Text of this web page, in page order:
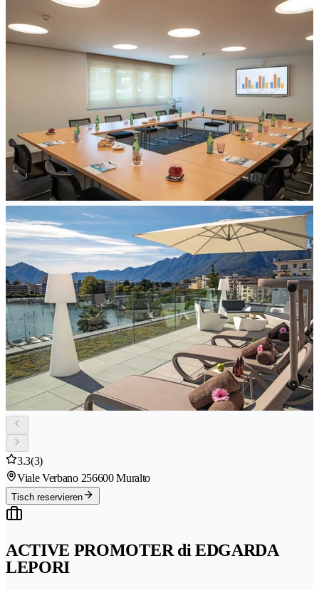
3.3(3)
Viale Verbano 256600 Muralto
Tisch reservieren
ACTIVE PROMOTER di EDGARDA
LEPORI